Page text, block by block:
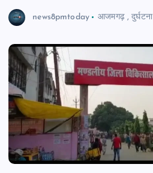
news8pmtoday आजमगढ़,दुर्घटना